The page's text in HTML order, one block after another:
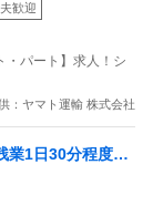
歓迎
・パート】求人！シ
：ヤマト運輸 株式会社
業1日30分程度／
日